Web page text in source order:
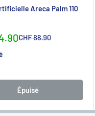
Areca Palm 110
Normalpreis
CHF 88.90
Épuisé